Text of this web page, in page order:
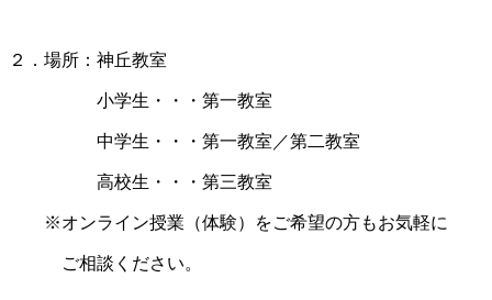
２．場所：神丘教室
小学生・・・第一教室
中学生・・・第一教室／第二教室
高校生・・・第三教室
※オンライン授業（体験）をご希望の方もお気軽に
ご相談ください。